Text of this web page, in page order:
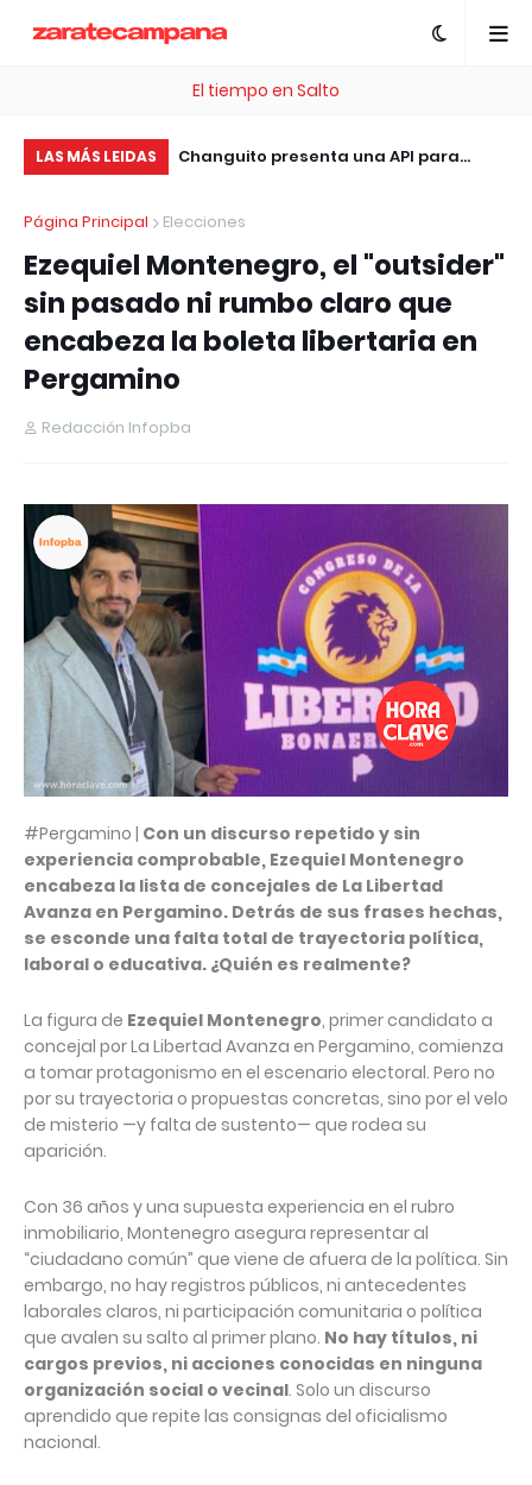
El tiempo en Salto
LAS MÁS LEIDAS
Changuito presenta una API para
y tiendas online sin costo
Trágico accidente en Av. Mitre: falleció
patrullero
Página Principal Elecciones
Ezequiel Montenegro, el "outsider"
sin pasado ni rumbo claro que
encabeza la boleta libertaria en
Pergamino
Redacción Infopba
#Pergamino | Con un discurso repetido y sin
experiencia comprobable, Ezequiel Montenegro
encabeza la lista de concejales de La Libertad
Avanza en Pergamino. Detrás de sus frases hechas,
se esconde una falta total de trayectoria política,
laboral o educativa. ¿Quién es realmente?
La figura de Ezequiel Montenegro, primer candidato a
concejal por La Libertad Avanza en Pergamino, comienza
a tomar protagonismo en el escenario electoral. Pero no
por su trayectoria o propuestas concretas, sino por el velo
de misterio —y falta de sustento— que rodea su
aparición.
Con 36 años y una supuesta experiencia en el rubro
inmobiliario, Montenegro asegura representar al
“ciudadano común” que viene de afuera de la política. Sin
embargo, no hay registros públicos, ni antecedentes
laborales claros, ni participación comunitaria o política
que avalen su salto al primer plano. No hay títulos, ni
cargos previos, ni acciones conocidas en ninguna
organización social o vecinal. Solo un discurso
aprendido que repite las consignas del oficialismo
nacional.